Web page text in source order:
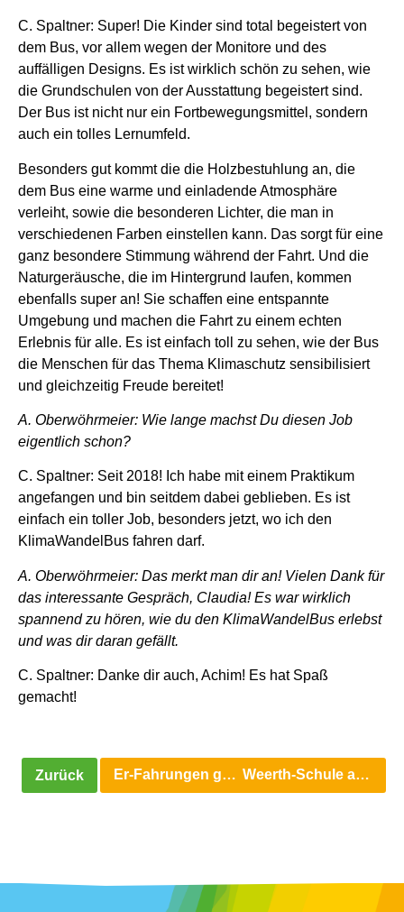
C. Spaltner: Super! Die Kinder sind total begeistert von
dem Bus, vor allem wegen der Monitore und des
auffälligen Designs. Es ist wirklich schön zu sehen, wie
die Grundschulen von der Ausstattung begeistert sind.
Der Bus ist nicht nur ein Fortbewegungsmittel, sondern
auch ein tolles Lernumfeld.
Besonders gut kommt die die Holzbestuhlung an, die
dem Bus eine warme und einladende Atmosphäre
verleiht, sowie die besonderen Lichter, die man in
verschiedenen Farben einstellen kann. Das sorgt für eine
ganz besondere Stimmung während der Fahrt. Und die
Naturgeräusche, die im Hintergrund laufen, kommen
ebenfalls super an! Sie schaffen eine entspannte
Umgebung und machen die Fahrt zu einem echten
Erlebnis für alle. Es ist einfach toll zu sehen, wie der Bus
die Menschen für das Thema Klimaschutz sensibilisiert
und gleichzeitig Freude bereitet!
A. Oberwöhrmeier: Wie lange machst Du diesen Job
eigentlich schon?
C. Spaltner: Seit 2018! Ich habe mit einem Praktikum
angefangen und bin seitdem dabei geblieben. Es ist
einfach ein toller Job, besonders jetzt, wo ich den
KlimaWandelBus fahren darf.
A. Oberwöhrmeier: Das merkt man dir an! Vielen Dank für
das interessante Gespräch, Claudia! Es war wirklich
spannend zu hören, wie du den KlimaWandelBus erlebst
und was dir daran gefällt.
C. Spaltner: Danke dir auch, Achim! Es hat Spaß
gemacht!
Zurück Er-Fahrungen ganz besonderer Art Weerth-Schule am Hermannsdenkmal